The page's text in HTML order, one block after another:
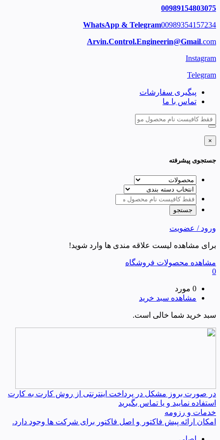
00989154803075
WhatsApp & Telegram00989354157234
Arvin.Control.Engineerin@Gmail.com
Instagram
Telegram
پیگیری سفارشات
تماس با ما
×
جستجوی پیشرفته
ورود / عضویت
برای مشاهده لیست علاقه مندی ها وارد شوید!
مشاهده محصولات فروشگاه
0
0 مورد
مشاهده سبد خرید
سبد خرید شما خالی است.
در صورت بروز مشکل در پرداخت اینترنتی از روش کارت به کارت
استفاده نمایید و یا تماس بگیرید
خدمات و رزومه
امکان ارائه پیش فاکتور و اصل فاکتور برای شرکت ها وجود دارد.